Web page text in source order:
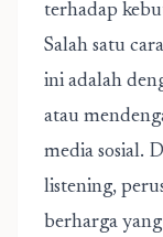
terhadap
Salah satu
ini adalah
atau
media sosial.
listening,
berharga